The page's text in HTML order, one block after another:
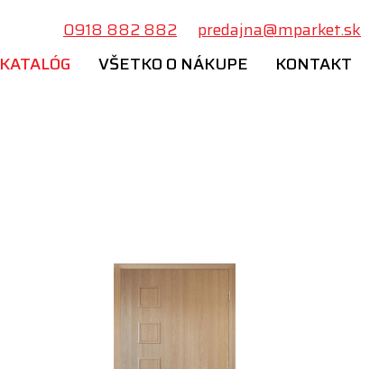
KATALÓG VŠETKO O NÁKUPE KONTAKT
0918 882 882 predajna@mparket.sk